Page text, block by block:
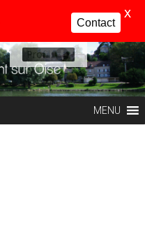
Profil
MENU
Contact
X